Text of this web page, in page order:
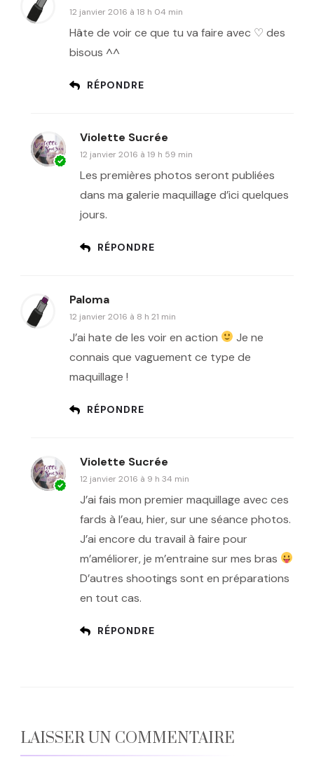
12 janvier 2016 à 18 h 04 min
Hâte de voir ce que tu va faire avec ♡ des
bisous ^^
RÉPONDRE
Violette Sucrée
12 janvier 2016 à 19 h 59 min
Les premières photos seront publiées
dans ma galerie maquillage d’ici quelques
jours.
RÉPONDRE
Paloma
12 janvier 2016 à 8 h 21 min
J’ai hate de les voir en action
Je ne
connais que vaguement ce type de
maquillage !
RÉPONDRE
Violette Sucrée
12 janvier 2016 à 9 h 34 min
J’ai fais mon premier maquillage avec ces
fards à l’eau, hier, sur une séance photos.
J’ai encore du travail à faire pour
m’améliorer, je m’entraine sur mes bras
D’autres shootings sont en préparations
en tout cas.
RÉPONDRE
LAISSER UN COMMENTAIRE